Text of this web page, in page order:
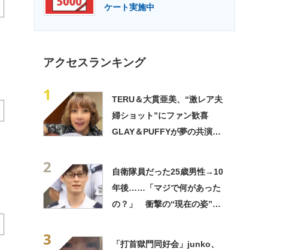
ケート実施中
アクセスランキング
1
TERU＆大貫亜美、“激レア夫
婦ショット”にファン歓喜
GLAY＆PUFFYが夢の共演
2
自衛隊員だった25歳男性→10
年後……「マジで何があった
の？」 衝撃の“現在の姿”が
3
「打首獄門同好会」junko、